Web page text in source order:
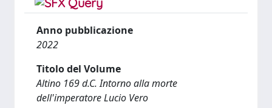
Anno pubblicazione
2022
Titolo del Volume
Altino 169 d.C. Intorno alla morte
dell'imperatore Lucio Vero